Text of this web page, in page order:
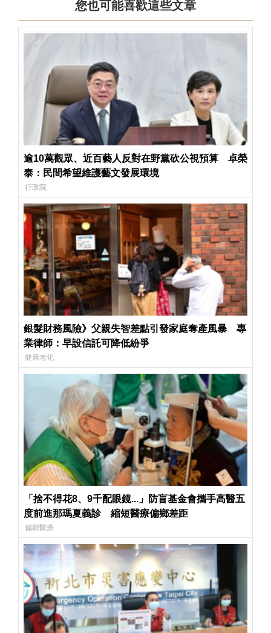
您也可能喜歡這些文章
逾10萬觀眾、近百藝人反對在野黨砍公視預算 卓榮
泰：民間希望維護藝文發展環境
行政院
銀髮財務風險》父親失智差點引發家庭奪產風暴 專
業律師：早設信託可降低紛爭
健康老化
「捨不得花8、9千配眼鏡...」防盲基金會攜手高醫五
度前進那瑪夏義診 縮短醫療偏鄉差距
偏鄉醫療